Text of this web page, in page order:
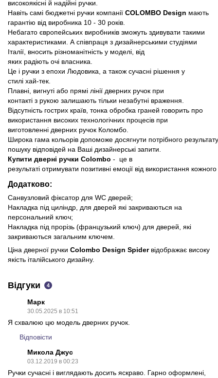
високоякісні й надійні ручки.
Навіть самі бюджетні ручки компанії COLOMBO Design мають
гарантію від виробника 10 - 30 років.
Небагато європейських виробників зможуть здивувати такими
характеристиками. А співпраця з дизайнерськими студіями
Італії, вносить різноманітність у моделі, від
яких радіють очі власника.
Це і ручки з епохи Людовика, а також сучасні рішення у
стилі хай-тек.
Плавні, вигнуті або прямі лінії дверних ручок при
контакті з рукою залишають тільки незабутні враження.
Відсутність гострих країв, тонка обробка граней говорить про
використання високих технологічних процесів при
виготовленні дверних ручок Коломбо.
Широка гама кольорів допоможе досягнути потрібного
пошуку відповідей на Ваші дизайнерські запити.
Купити дверні ручки Colombo - це в
результаті отримувати позитивні емоції від використання
Додатково:
Санвузловий фіксатор для WC дверей;
Накладка під циліндр, для дверей які закриваються на
персональний ключ;
Накладка під прорізь (французький ключ) для дверей, які
закриваються загальним ключем.
Ціна дверної ручки Colombo Design Spiderвідображає високу
якість італійського дизайну.
Відгуки 4
Марк
30.05.2025 в 10:51
Я схвалюю цю модель дверних ручок.
Відповісти
Микола Джус
03.12.2019 в 00:23
Ручки сучасні і виглядають досить яскраво. Гарно оформлені,